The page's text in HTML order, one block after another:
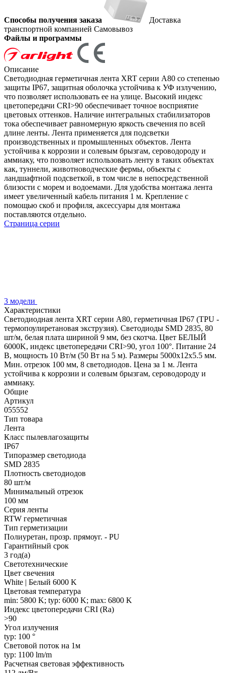
Способы получения заказа
Доставка
транспортной компанией Самовывоз
Файлы и программы
Описание
Светодиодная герметичная лента XRT серии A80 со степенью
защиты IP67, защитная оболочка устойчива к УФ излучению,
что позволяет использовать ее на улице. Высокий индекс
цветопередачи CRI>90 обеспечивает точное восприятие
цветовых оттенков. Наличие интегральных стабилизаторов
тока обеспечивает равномерную яркость свечения по всей
длине ленты. Лента применяется для подсветки
производственных и промышленных объектов. Лента
устойчива к коррозии и солевым брызгам, сероводороду и
аммиаку, что позволяет использовать ленту в таких объектах
как, туннели, животноводческие фермы, объекты с
ландшафтной подсветкой, в том числе в непосредственной
близости с морем и водоемами. Для удобства монтажа лента
имеет увеличенный кабель питания 1 м. Крепление с
помощью скоб и профиля, аксессуары для монтажа
поставляются отдельно.
Страница серии
3 модели
Характеристики
Светодиодная лента XRT серии A80, герметичная IP67 (TPU -
термопоулиретановая экструзия). Светодиоды SMD 2835, 80
шт/м, белая плата шириной 9 мм, без скотча. Цвет БЕЛЫЙ
6000K, индекс цветопередачи CRI>90, угол 100°. Питание 24
В, мощность 10 Вт/м (50 Вт на 5 м). Размеры 5000x12x5.5 мм.
Мин. отрезок 100 мм, 8 светодиодов. Цена за 1 м. Лента
устойчива к коррозии и солевым брызгам, сероводороду и
аммиаку.
Общие
Артикул
055552
Тип товара
Лента
Класс пылевлагозащиты
IP67
Типоразмер светодиода
SMD 2835
Плотность светодиодов
80 шт/м
Минимальный отрезок
100 мм
Серия ленты
RTW герметичная
Тип герметизации
Полиуретан, прозр. прямоуг. - PU
Гарантийный срок
3 год(а)
Светотехнические
Цвет свечения
White | Белый 6000 K
Цветовая температура
min: 5800 K; typ: 6000 K; max: 6800 K
Индекс цветопередачи CRI (Ra)
>90
Угол излучения
typ: 100 °
Световой поток на 1м
typ: 1100 lm/m
Расчетная световая эффективность